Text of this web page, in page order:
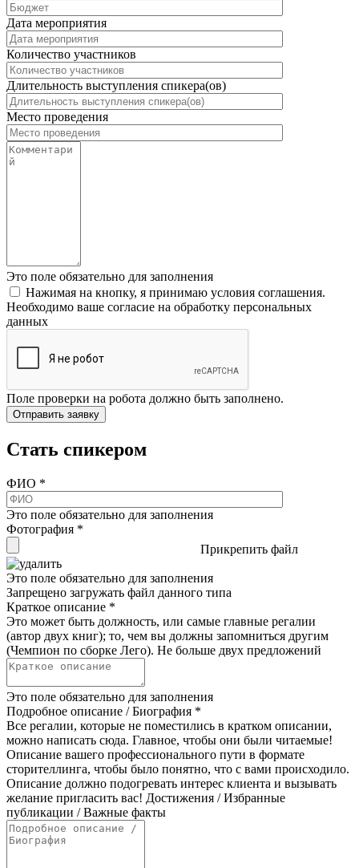
Дата мероприятия
Количество участников
Длительность выступления спикера(ов)
Место проведения
Это поле обязательно для заполнения
Нажимая на кнопку, я принимаю условия соглашения.
Необходимо ваше согласие на обработку персональных
данных
Поле проверки на робота должно быть заполнено.
Стать спикером
ФИО *
Это поле обязательно для заполнения
Фотография *
Прикрепить файл
Это поле обязательно для заполнения
Запрещено загружать файл данного типа
Краткое описание *
Это может быть должность, или самые главные регалии
(автор двух книг); то, чем вы должны запомниться другим
(Чемпион по сборке Лего). Не больше двух предложений
Это поле обязательно для заполнения
Подробное описание / Биография *
Все регалии, которые не поместились в кратком описании,
можно написать сюда. Главное, чтобы они были читаемые!
Описание вашего профессионального пути в формате
сторителлинга, чтобы было понятно, что с вами происходило.
Описание должно подогревать интерес клиента и вызывать
желание пригласить вас! Достижения / Избранные
публикации / Важные факты